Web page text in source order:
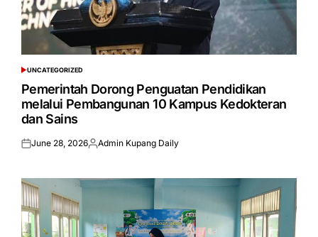
POSTED
IN
UNCATEGORIZED
Pemerintah Dorong Penguatan Pendidikan
melalui Pembangunan 10 Kampus Kedokteran
dan Sains
Posted
June 28, 2026Posted
Admin Kupang Daily